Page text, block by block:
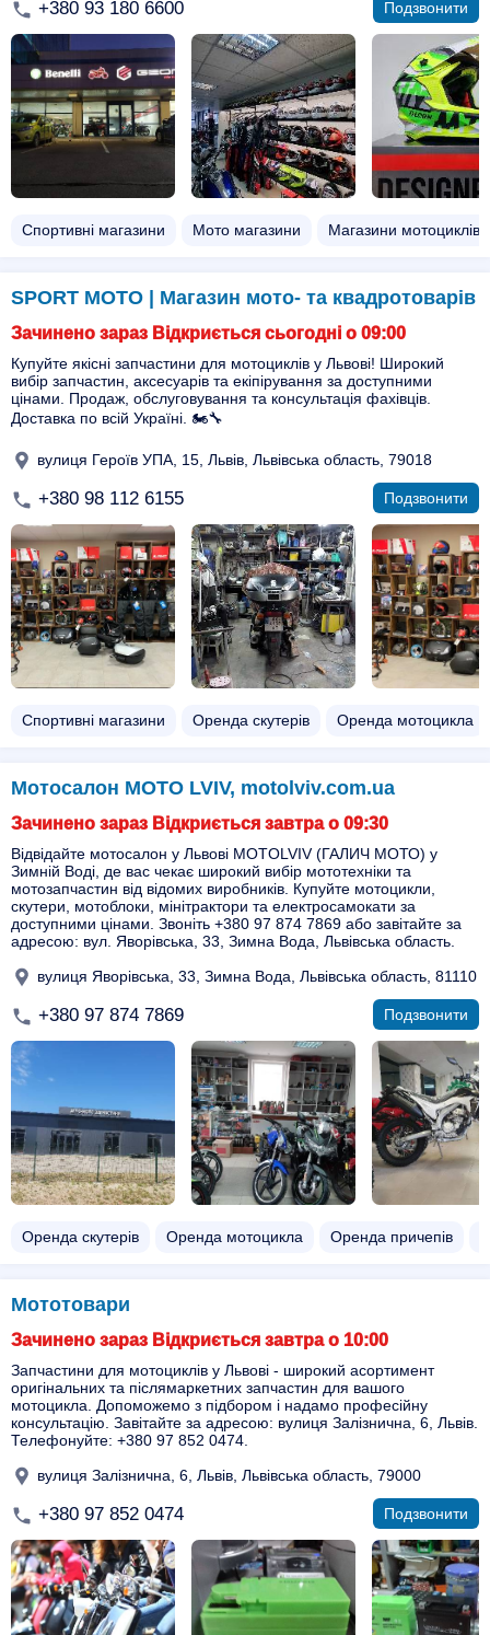
+380 93 180 6600 Подзвонити
Спортивні магазини Мото магазини Магазини мотоциклів
SPORT MOTO | Магазин мото- та квадротоварів
Зачинено зараз Відкриється сьогодні о 09:00
Купуйте якісні запчастини для мотоциклів у Львові! Широкий
вибір запчастин, аксесуарів та екіпірування за доступними
цінами. Продаж, обслуговування та консультація фахівців.
Доставка по всій Україні. 🏍️🔧
вулиця Героїв УПА, 15, Львів, Львівська область, 79018
+380 98 112 6155 Подзвонити
Спортивні магазини Оренда скутерів Оренда мотоцикла
Мотосалон MOTO LVIV, motolviv.com.ua
Зачинено зараз Відкриється завтра о 09:30
Відвідайте мотосалон у Львові MOTOLVIV (ГАЛИЧ МОТО) у
Зимній Воді, де вас чекає широкий вибір мототехніки та
мотозапчастин від відомих виробників. Купуйте мотоцикли,
скутери, мотоблоки, мінітрактори та електросамокати за
доступними цінами. Звоніть +380 97 874 7869 або завітайте за
адресою: вул. Яворівська, 33, Зимна Вода, Львівська область.
вулиця Яворівська, 33, Зимна Вода, Львівська область, 81110
+380 97 874 7869 Подзвонити
Оренда скутерів Оренда мотоцикла Оренда причепів
Мототовари
Зачинено зараз Відкриється завтра о 10:00
Запчастини для мотоциклів у Львові - широкий асортимент
оригінальних та післямаркетних запчастин для вашого
мотоцикла. Допоможемо з підбором і надамо професійну
консультацію. Завітайте за адресою: вулиця Залізнична, 6, Львів.
Телефонуйте: +380 97 852 0474.
вулиця Залізнична, 6, Львів, Львівська область, 79000
+380 97 852 0474 Подзвонити